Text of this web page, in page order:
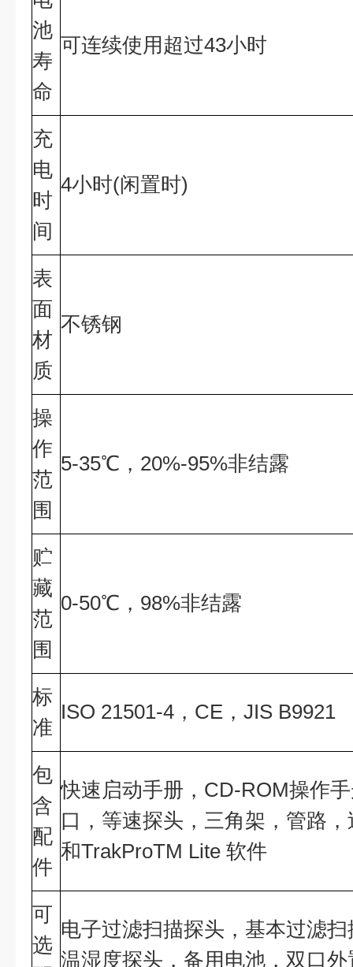
池
寿
命
可连续使用超过43小时
充
电
时
间
4小时(闲置时)
表
面
材
质
不锈钢
操
作
范
围
5-35℃，20%-95%非结露
贮
藏
范
围
0-50℃，98%非结露
标
准
ISO 21501-4，CE，JIS B9921
包
含
配
件
快速启动手册，CD-ROM操作
口，等速探头，三角架，管路
和TrakProTM Lite 软件
可
选
电子过滤扫描探头，基本过滤
温湿度探头，备用电池，双口